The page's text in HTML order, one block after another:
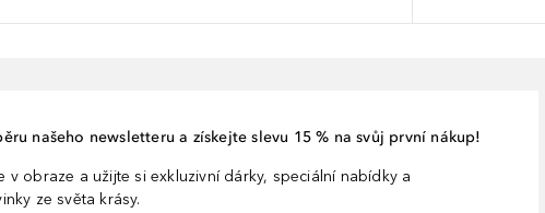
našeho newsletteru a získejte slevu 15 % na svůj první nákup!
v obraze a užijte si exkluzivní dárky, speciální nabídky a
ze světa krásy.